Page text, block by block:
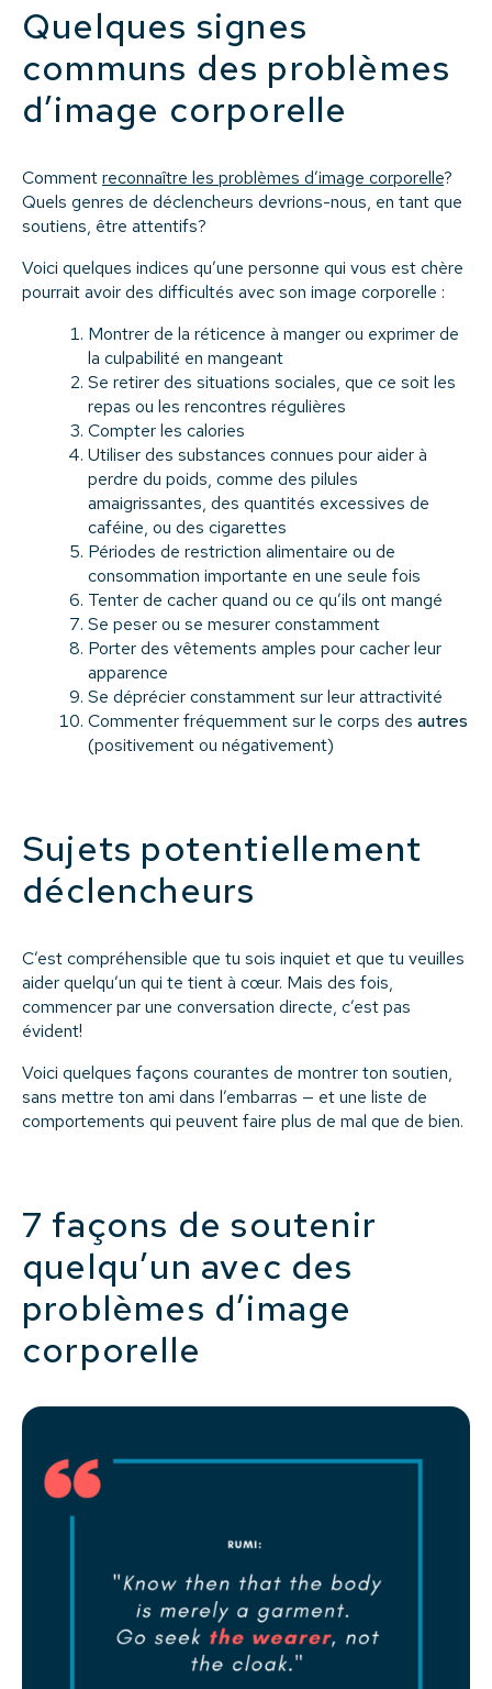
Quelques signes
communs des problèmes
d’image corporelle
Commentreconnaître les problèmes d’image corporelle?
Quels genres de déclencheurs devrions-nous, en tant que
soutiens, être attentifs?
Voici quelques indices qu’une personne qui vous est chère
pourrait avoir des difficultés avec son image corporelle :
Montrer de la réticence à manger ou exprimer de
la culpabilité en mangeant
Se retirer des situations sociales, que ce soit les
repas ou les rencontres régulières
Compter les calories
Utiliser des substances connues pour aider à
perdre du poids, comme des pilules
amaigrissantes, des quantités excessives de
caféine, ou des cigarettes
Périodes de restriction alimentaire ou de
consommation importante en une seule fois
Tenter de cacher quand ou ce qu’ils ont mangé
Se peser ou se mesurer constamment
Porter des vêtements amples pour cacher leur
apparence
Se déprécier constamment sur leur attractivité
Commenter fréquemment sur le corps des autres
(positivement ou négativement)
Sujets potentiellement
déclencheurs
C’est compréhensible que tu sois inquiet et que tu veuilles
aider quelqu’un qui te tient à cœur. Mais des fois,
commencer par une conversation directe, c’est pas
évident!
Voici quelques façons courantes de montrer ton soutien,
sans mettre ton ami dans l’embarras — et une liste de
comportements qui peuvent faire plus de mal que de bien.
7 façons de soutenir
quelqu’un avec des
problèmes d’image
corporelle